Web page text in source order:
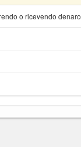
o ricevendo denaro